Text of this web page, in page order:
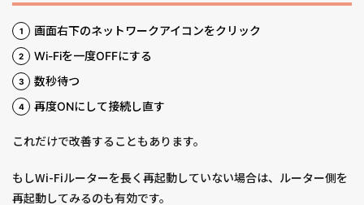
画面右下のネットワークアイコンをクリック
Wi-Fiを一度OFFにする
数秒待つ
再度ONにして接続し直す
これだけで改善することもあります。
もしWi-Fiルーターを長く再起動していない場合は、ルーター側を
再起動してみるのも有効です。